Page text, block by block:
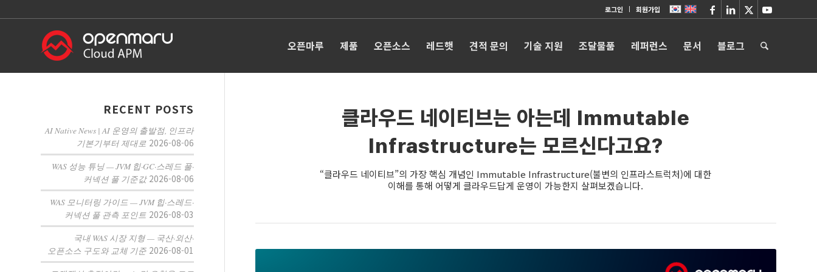
로그인 회원가입
오픈마루 제품 오픈소스 레드햇 견적 문의 기술 지원 조달물품 레퍼런스 문서 블로그
클라우드 네이티브는 아는데 Immutable
Infrastructure는 모르신다고요?
“클라우드 네이티브”의 가장 핵심 개념인 Immutable Infrastructure(불변의 인프라스트럭처)에 대한
이해를 통해 어떻게 클라우드답게 운영이 가능한지 살펴보겠습니다.
RECENT POSTS
AI Native News | AI 운영의 출발점, 인프라
기본기부터 제대로 2026-08-06
WAS 성능 튜닝 — JVM 힙·GC·스레드 풀·
커넥션 풀 기준값 2026-08-06
WAS 모니터링 가이드 — JVM 힙·스레드·
커넥션 풀 관측 포인트 2026-08-03
국내 WAS 시장 지형 — 국산·외산·
오픈소스 구도와 교체 기준 2026-08-01